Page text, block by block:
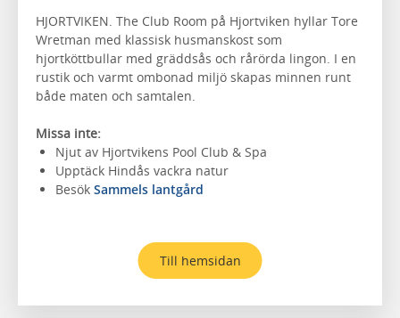
HJORTVIKEN. The Club Room på Hjortviken hyllar Tore
Wretman med klassisk husmanskost som
hjortköttbullar med gräddsås och rårörda lingon. I en
rustik och varmt ombonad miljö skapas minnen runt
både maten och samtalen.
Missa inte:
Njut av Hjortvikens Pool Club & Spa
Upptäck Hindås vackra natur
Besök Sammels lantgård
Till hemsidan